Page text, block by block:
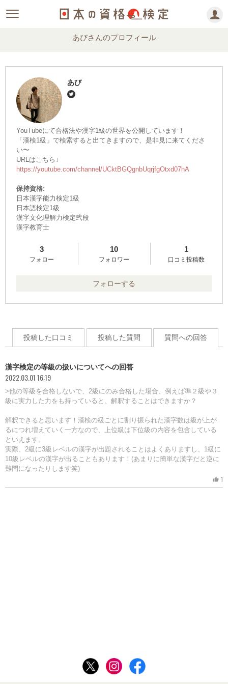
あびさんのプロフィール
あび
YouTubeにて合格法や漢字1級の世界を公開しています！
「漢検1級」で検索すると出てきますので、是非見に来てくださ
い〜
URLはこちら↓
https://youtube.com/channel/UCktBGQgnbUqrjfgOtxd07hA
保持資格:
日本漢字能力検定1級
日本語検定1級
漢字文化理解力検定弐段
漢字教育士
3
フォロー
10
フォロワー
1
口コミ投稿数
フォローする
投稿した口コミ 投稿した質問 質問への回答
漢字検定の等級の扱いについてへの回答
2022.03.01 16:19
>他の等級を合格しないで、2級にのみ合格した場合、例えば準２級や３
級に実力した力をも持っていると、解釈することはできますか？
解釈できると思います！漢検の級ごとに割り振られた漢字数は級が上が
るにつれ増えていく一方なので、上位級は下位級の内容を包含している
といえます。
実際、2級に3級レベルの漢字が出題されることはよくありますし、1級に
10級レベルの漢字が出ることもあります！(あまりに簡単な漢字だと逆に
難問になったりします笑)
thumb_up 1